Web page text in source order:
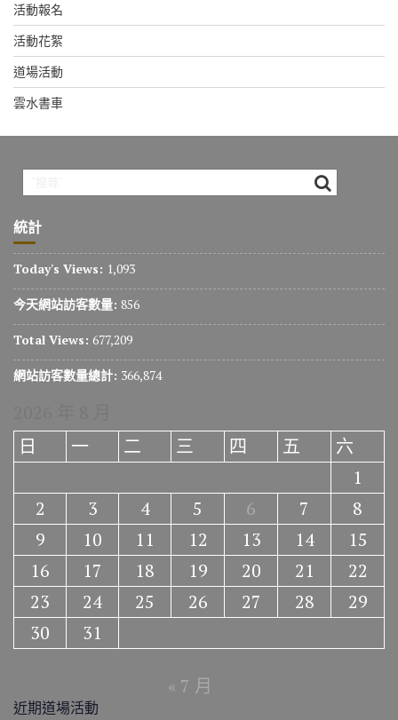
活動報名
活動花絮
道場活動
雲水書車
統計
Today's Views: 1,093
今天網站訪客數量: 856
Total Views: 677,209
網站訪客數量總計: 366,874
日
一 二 三 四 五
六
1
2
3 4 5 6 7
8
9
10 11 12 13 14
15
16
17 18 19 20 21
22
23
24 25 26 27 28
29
30
31
« 7 月
近期道場活動